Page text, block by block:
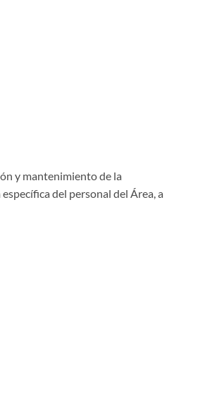
y mantenimiento de la
del personal del Área, a